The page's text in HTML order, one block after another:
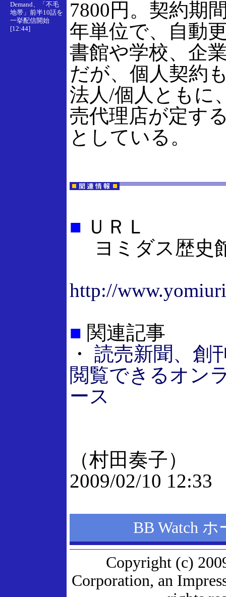
Demand、「不毛
地帯」前半10話を
一挙配信開始
[12:44]
7800円。契約期
年単位で、自動
書館や学校、企
だが、個人契約
法人/個人ともに
売代理店が定す
としている。
■ ＵＲＬ
ヨミダス歴史
http://
■ 関連記事
・ 読売新聞、創
閲覧できるオン
ース
（村田奏子）
2009/02/10 12:33
BB Watch
Copyright (c)
Corporation, an